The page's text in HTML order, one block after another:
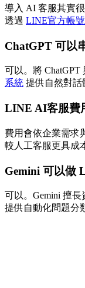
導入 AI 客服其實
透過 LINE官方帳
ChatGPT 可以
可以。將 ChatGPT
系統 提供自然對話
LINE AI客服費
費用會依企業需求
較人工客服更具成
Gemini 可以做
可以。Gemini 擅
提供自動化問題分